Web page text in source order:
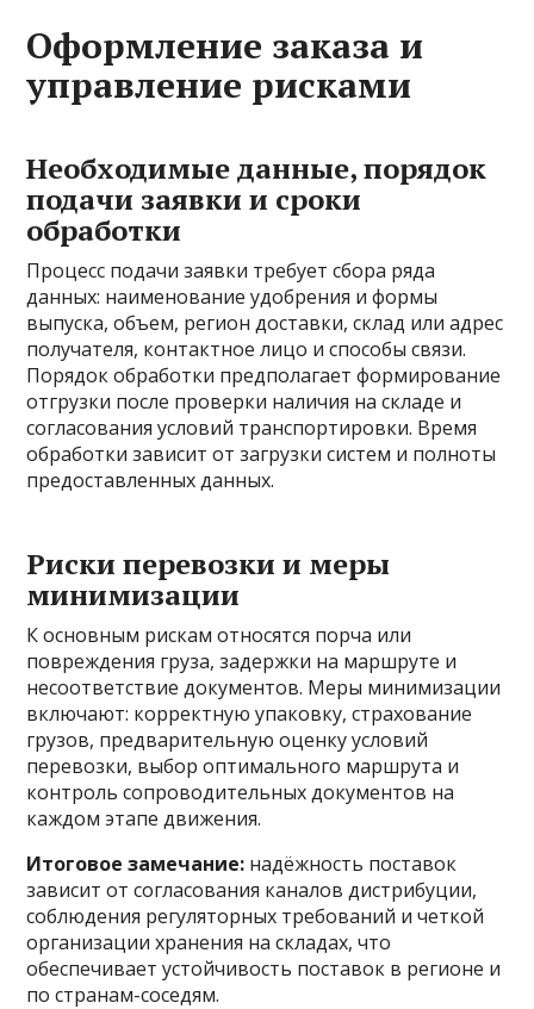
Оформление заказа и
управление рисками
Необходимые данные, порядок
подачи заявки и сроки
обработки
Процесс подачи заявки требует сбора ряда
данных: наименование удобрения и формы
выпуска, объем, регион доставки, склад или адрес
получателя, контактное лицо и способы связи.
Порядок обработки предполагает формирование
отгрузки после проверки наличия на складе и
согласования условий транспортировки. Время
обработки зависит от загрузки систем и полноты
предоставленных данных.
Риски перевозки и меры
минимизации
К основным рискам относятся порча или
повреждения груза, задержки на маршруте и
несоответствие документов. Меры минимизации
включают: корректную упаковку, страхование
грузов, предварительную оценку условий
перевозки, выбор оптимального маршрута и
контроль сопроводительных документов на
каждом этапе движения.
Итоговое замечание: надёжность поставок
зависит от согласования каналов дистрибуции,
соблюдения регуляторных требований и четкой
организации хранения на складах, что
обеспечивает устойчивость поставок в регионе и
по странам-соседям.